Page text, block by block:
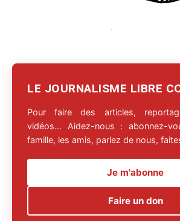
LE JOURNALISME LIBRE
Pour faire des articles,
vidéos… Aidez-nous : abonnez-
famille, les amis, parlez de nous,
Je m'abonne
Faire un don